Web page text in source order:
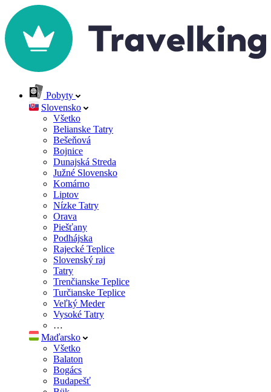
Pobyty
Slovensko
Všetko
Belianske Tatry
Bešeňová
Bojnice
Dunajská Streda
Južné Slovensko
Komárno
Liptov
Nízke Tatry
Orava
Piešťany
Podhájska
Rajecké Teplice
Slovenský raj
Tatry
Trenčianske Teplice
Turčianske Teplice
Veľký Meder
Vysoké Tatry
…
Maďarsko
Všetko
Balaton
Bogács
Budapešť